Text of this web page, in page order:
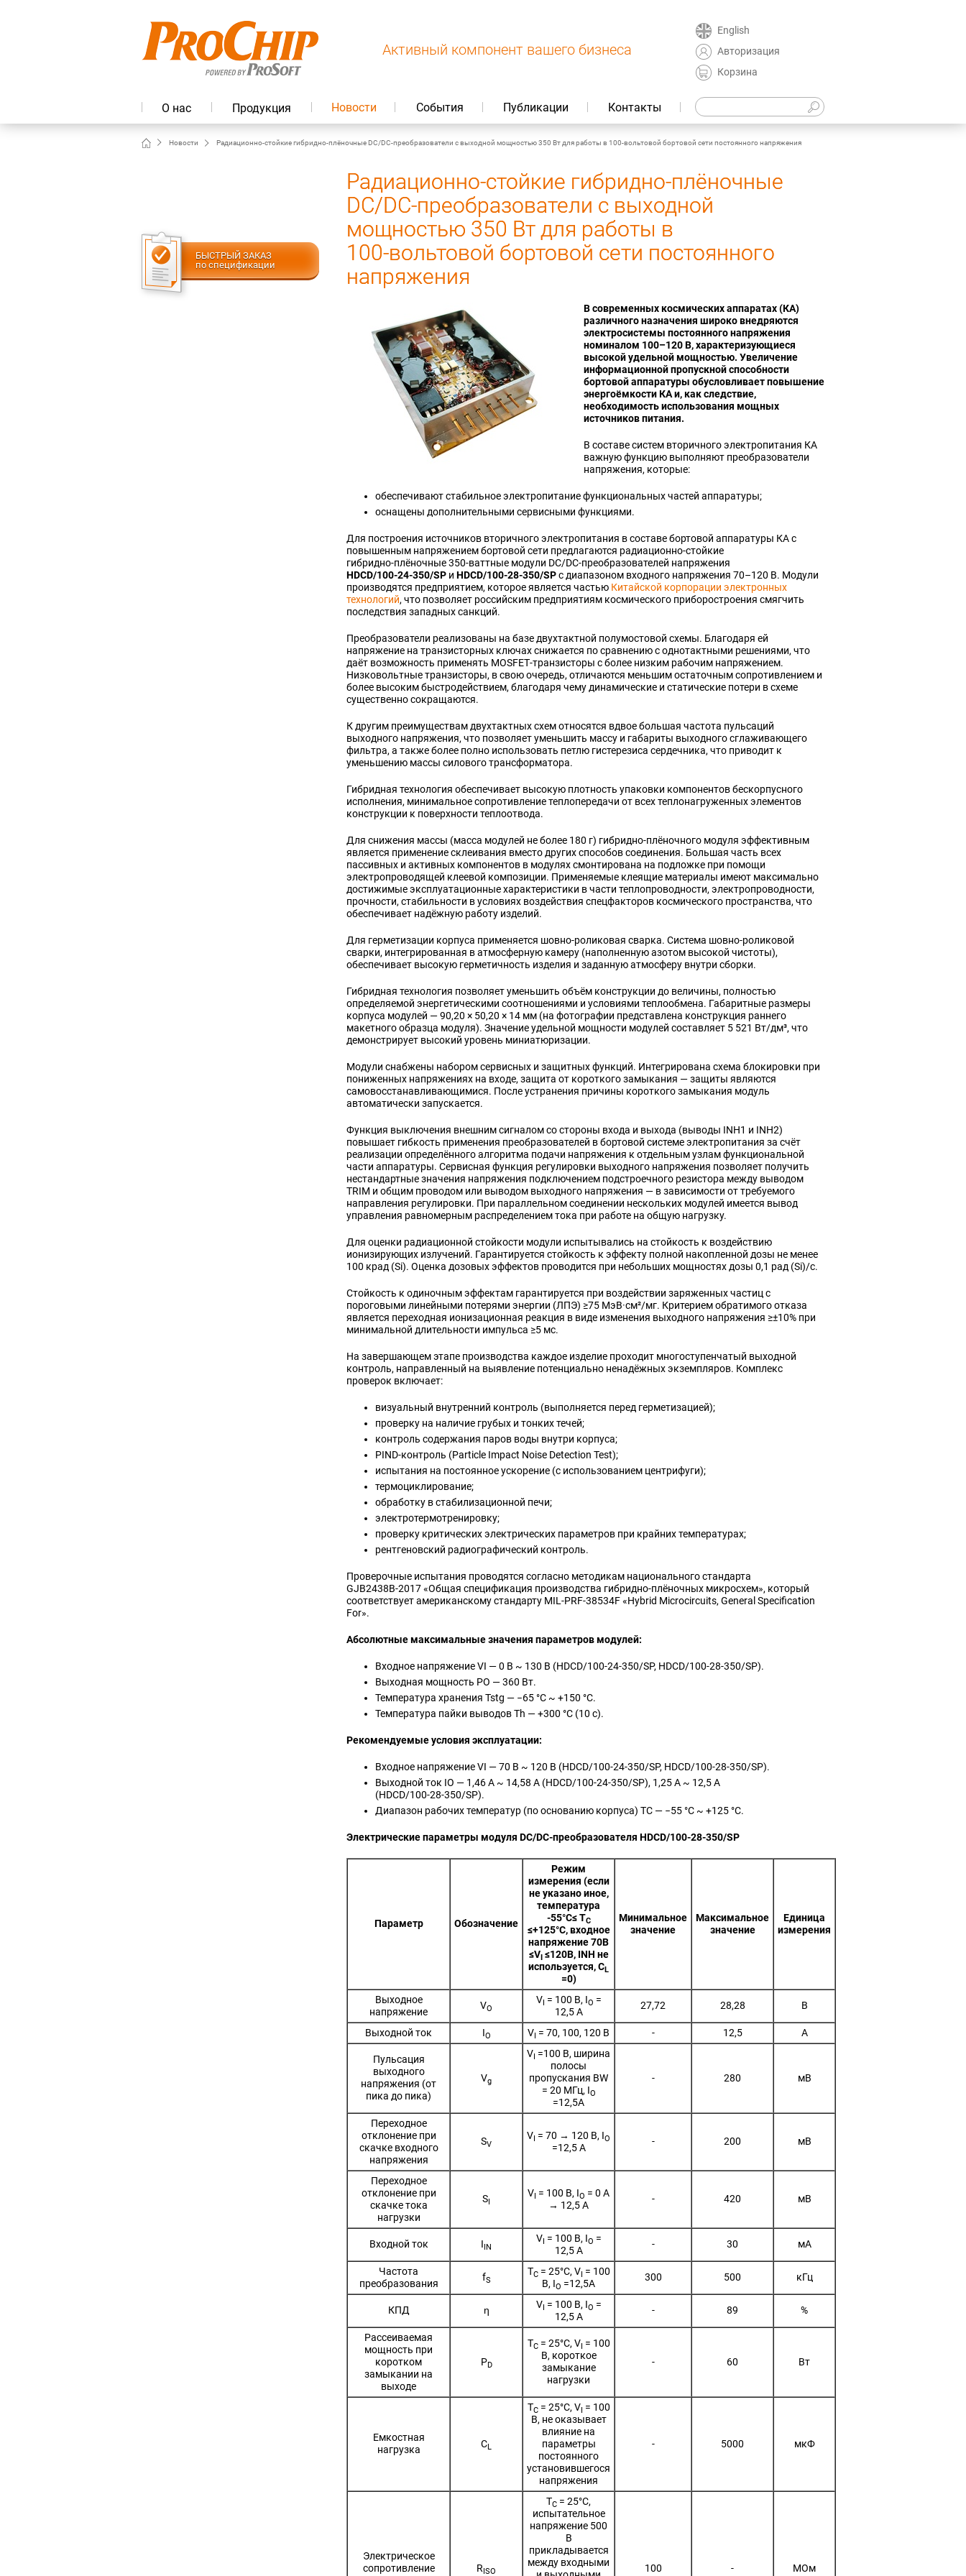
Активный компонент вашего бизнеса
English
Авторизация
Корзина
О нас Продукция Новости События Публикации Контакты
Новости Радиационно‑стойкие гибридно‑плёночные DC/DC‑преобразователи с выходной мощностью 350 Вт для работы в 100‑вольтовой бортовой сети постоянного напряжения
БЫСТРЫЙ ЗАКАЗ
по спецификации
Радиационно‑стойкие гибридно‑плёночные
DC/DC‑преобразователи с выходной
мощностью 350 Вт для работы в
100‑вольтовой бортовой сети постоянного
напряжения
В современных космических аппаратах (КА)
различного назначения широко внедряются
электросистемы постоянного напряжения
номиналом 100–120 В, характеризующиеся
высокой удельной мощностью. Увеличение
информационной пропускной способности
бортовой аппаратуры обусловливает повышение
энергоёмкости КА и, как следствие,
необходимость использования мощных
источников питания.
В составе систем вторичного электропитания КА
важную функцию выполняют преобразователи
напряжения, которые:
обеспечивают стабильное электропитание функциональных частей аппаратуры;
оснащены дополнительными сервисными функциями.
Для построения источников вторичного электропитания в составе бортовой аппаратуры КА с
повышенным напряжением бортовой сети предлагаются радиационно‑стойкие
гибридно‑плёночные 350‑ваттные модули DC/DC‑преобразователей напряжения
HDCD/100‑24‑350/SP и HDCD/100‑28‑350/SPс диапазоном входного напряжения 70–120 В. Модули
производятся предприятием, которое является частью Китайской корпорации электронных
технологий, что позволяет российским предприятиям космического приборостроения смягчить
последствия западных санкций.
Преобразователи реализованы на базе двухтактной полумостовой схемы. Благодаря ей
напряжение на транзисторных ключах снижается по сравнению с однотактными решениями, что
даёт возможность применять MOSFET‑транзисторы с более низким рабочим напряжением.
Низковольтные транзисторы, в свою очередь, отличаются меньшим остаточным сопротивлением и
более высоким быстродействием, благодаря чему динамические и статические потери в схеме
существенно сокращаются.
К другим преимуществам двухтактных схем относятся вдвое большая частота пульсаций
выходного напряжения, что позволяет уменьшить массу и габариты выходного сглаживающего
фильтра, а также более полно использовать петлю гистерезиса сердечника, что приводит к
уменьшению массы силового трансформатора.
Гибридная технология обеспечивает высокую плотность упаковки компонентов бескорпусного
исполнения, минимальное сопротивление теплопередачи от всех теплонагруженных элементов
конструкции к поверхности теплоотвода.
Для снижения массы (масса модулей не более 180 г) гибридно‑плёночного модуля эффективным
является применение склеивания вместо других способов соединения. Большая часть всех
пассивных и активных компонентов в модулях смонтирована на подложке при помощи
электропроводящей клеевой композиции. Применяемые клеящие материалы имеют максимально
достижимые эксплуатационные характеристики в части теплопроводности, электропроводности,
прочности, стабильности в условиях воздействия спецфакторов космического пространства, что
обеспечивает надёжную работу изделий.
Для герметизации корпуса применяется шовно‑роликовая сварка. Система шовно‑роликовой
сварки, интегрированная в атмосферную камеру (наполненную азотом высокой чистоты),
обеспечивает высокую герметичность изделия и заданную атмосферу внутри сборки.
Гибридная технология позволяет уменьшить объём конструкции до величины, полностью
определяемой энергетическими соотношениями и условиями теплообмена. Габаритные размеры
корпуса модулей — 90,20 × 50,20 × 14 мм (на фотографии представлена конструкция раннего
макетного образца модуля). Значение удельной мощности модулей составляет 5 521 Вт/дм³, что
демонстрирует высокий уровень миниатюризации.
Модули снабжены набором сервисных и защитных функций. Интегрирована схема блокировки при
пониженных напряжениях на входе, защита от короткого замыкания — защиты являются
самовосстанавливающимися. После устранения причины короткого замыкания модуль
автоматически запускается.
Функция выключения внешним сигналом со стороны входа и выхода (выводы INH1 и INH2)
повышает гибкость применения преобразователей в бортовой системе электропитания за счёт
реализации определённого алгоритма подачи напряжения к отдельным узлам функциональной
части аппаратуры. Сервисная функция регулировки выходного напряжения позволяет получить
нестандартные значения напряжения подключением подстроечного резистора между выводом
TRIM и общим проводом или выводом выходного напряжения — в зависимости от требуемого
направления регулировки. При параллельном соединении нескольких модулей имеется вывод
управления равномерным распределением тока при работе на общую нагрузку.
Для оценки радиационной стойкости модули испытывались на стойкость к воздействию
ионизирующих излучений. Гарантируется стойкость к эффекту полной накопленной дозы не менее
100 крад (Si). Оценка дозовых эффектов проводится при небольших мощностях дозы 0,1 рад (Si)/с.
Стойкость к одиночным эффектам гарантируется при воздействии заряженных частиц с
пороговыми линейными потерями энергии (ЛПЭ) ≥75 МэВ·см²/мг. Критерием обратимого отказа
является переходная ионизационная реакция в виде изменения выходного напряжения ≥±10% при
минимальной длительности импульса ≥5 мс.
На завершающем этапе производства каждое изделие проходит многоступенчатый выходной
контроль, направленный на выявление потенциально ненадёжных экземпляров. Комплекс
проверок включает:
визуальный внутренний контроль (выполняется перед герметизацией);
проверку на наличие грубых и тонких течей;
контроль содержания паров воды внутри корпуса;
PIND‑контроль (Particle Impact Noise Detection Test);
испытания на постоянное ускорение (с использованием центрифуги);
термоциклирование;
обработку в стабилизационной печи;
электротермотренировку;
проверку критических электрических параметров при крайних температурах;
рентгеновский радиографический контроль.
Проверочные испытания проводятся согласно методикам национального стандарта
GJB2438B‑2017 «Общая спецификация производства гибридно‑плёночных микросхем», который
соответствует американскому стандарту MIL‑PRF‑38534F «Hybrid Microcircuits, General Specification
For».
Абсолютные максимальные значения параметров модулей:
Входное напряжение VI​ — 0 В ~ 130 В (HDCD/100‑24‑350/SP, HDCD/100‑28‑350/SP).
Выходная мощность PO​ — 360 Вт.
Температура хранения Tstg​ — −65 °C ~ +150 °C.
Температура пайки выводов Th​ — +300 °C (10 с).
Рекомендуемые условия эксплуатации:
Входное напряжение VI​ — 70 В ~ 120 В (HDCD/100‑24‑350/SP, HDCD/100‑28‑350/SP).
Выходной ток IO​ — 1,46 А ~ 14,58 А (HDCD/100‑24‑350/SP), 1,25 А ~ 12,5 А
(HDCD/100‑28‑350/SP).
Диапазон рабочих температур (по основанию корпуса) TC​ — −55 °C ~ +125 °C.
Электрические параметры модуля DC/DC-преобразователя HDCD/100-28-350/SP
Параметр Обозначение
Режим
измерения (если
не указано иное,
температура
-55°С≤ ТС
≤+125°С, входное
напряжение 70В
≤VI ≤120В, INH не
используется, CL
=0)
Минимальное
значение
Максимальное
значение
Единица
измерения
Выходное
напряжение
VO
VI = 100 В, IO =
12,5 A
27,72 28,28 В
Выходной ток IO VI = 70, 100, 120 В - 12,5 A
Пульсация
выходного
напряжения (от
пика до пика)
Vg
VI =100 В, ширина
полосы
пропускания BW
= 20 МГц, IO
=12,5A
- 280 мВ
Переходное
отклонение при
скачке входного
напряжения
SV
VI = 70 → 120 В, IO
=12,5 A
- 200 мВ
Переходное
отклонение при
скачке тока
нагрузки
SI
VI = 100 В, IO = 0 A
→ 12,5 A
- 420 мВ
Входной ток IIN
VI = 100 В, IO =
12,5 A
- 30 мA
Частота
преобразования
fS
TC = 25°С, VI = 100
В, IO =12,5A
300 500 кГц
КПД ƞ VI = 100 В, IO =
12,5 A
- 89 %
Рассеиваемая
мощность при
коротком
замыкании на
выходе
PD
TC = 25°С, VI = 100
В, короткое
замыкание
нагрузки
- 60 Вт
Емкостная
нагрузка
CL
TC = 25°С, VI = 100
В, не оказывает
влияние на
параметры
постоянного
установившегося
напряжения
- 5000 мкФ
Электрическое
сопротивление
RISO
TC = 25°С,
испытательное
напряжение 500
В
прикладывается
между входными
100 - МОм